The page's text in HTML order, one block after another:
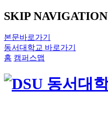
SKIP NAVIGATION
본문바로가기
동서대학교 바로가기
홈 캠퍼스맵